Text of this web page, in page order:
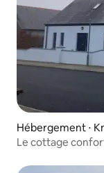
Hébergement ⋅
Le cottage